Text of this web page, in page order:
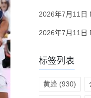
2026年7月11日
标签列表
黄蜂(930)